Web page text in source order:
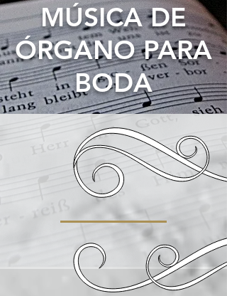
MÚSICA DE
ÓRGANO PARA
BODA